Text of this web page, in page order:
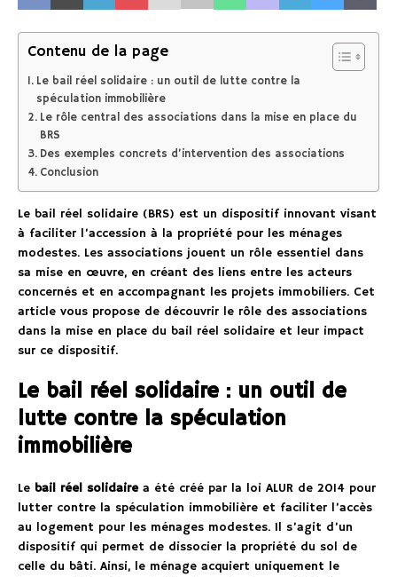
Contenu de la page
Le bail réel solidaire : un outil de lutte contre la
spéculation immobilière
Le rôle central des associations dans la mise en place du
BRS
Des exemples concrets d’intervention des associations
Conclusion
Le bail réel solidaire (BRS) est un dispositif innovant visant
à faciliter l’accession à la propriété pour les ménages
modestes. Les associations jouent un rôle essentiel dans
sa mise en œuvre, en créant des liens entre les acteurs
concernés et en accompagnant les projets immobiliers. Cet
article vous propose de découvrir le rôle des associations
dans la mise en place du bail réel solidaire et leur impact
sur ce dispositif.
Le bail réel solidaire : un outil de
lutte contre la spéculation
immobilière
Le bail réel solidairea été créé par la loi ALUR de 2014 pour
lutter contre la spéculation immobilière et faciliter l’accès
au logement pour les ménages modestes. Il s’agit d’un
dispositif qui permet de dissocier la propriété du sol de
celle du bâti. Ainsi, le ménage acquiert uniquement le